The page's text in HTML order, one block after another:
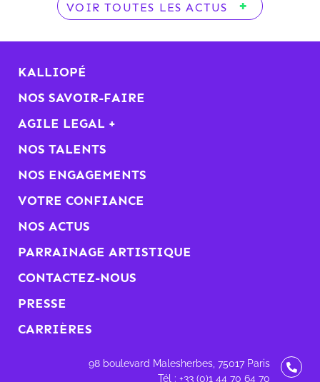
VOIR TOUTES LES ACTUS
KALLIOPÉ
NOS SAVOIR-FAIRE
AGILE LEGAL +
NOS TALENTS
NOS ENGAGEMENTS
VOTRE CONFIANCE
NOS ACTUS
PARRAINAGE ARTISTIQUE
CONTACTEZ-NOUS
PRESSE
CARRIÈRES
98 boulevard Malesherbes, 75017 Paris
Tél : +33 (0)1 44 70 64 70